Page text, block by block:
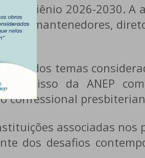
2026-2030. A
de mantenedores,
temas
da ANEP
confessional
associadas nos
dos desafios